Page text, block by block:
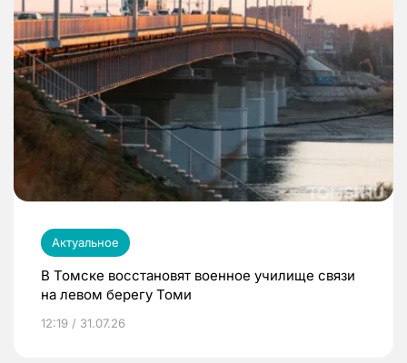
Актуальное
В Томске восстановят военное училище связи
на левом берегу Томи
12:19 / 31.07.26